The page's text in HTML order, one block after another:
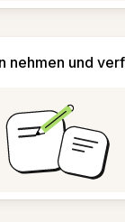
nehmen und